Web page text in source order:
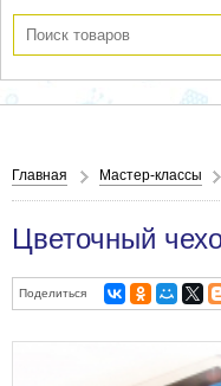
Главная Мастер-классы
Цветочный
Поделиться